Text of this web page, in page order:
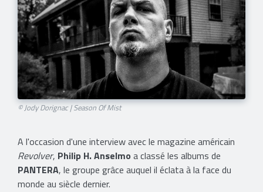
© Jody Dorignac | Season Of Mist
A l'occasion d'une interview avec le magazine américain
Revolver, Philip H. Anselmo a classé les albums de
PANTERA, le groupe grâce auquel il éclata à la face du
monde au siècle dernier.